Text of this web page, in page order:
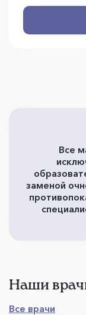
Все
заменой
Наши
Все врачи